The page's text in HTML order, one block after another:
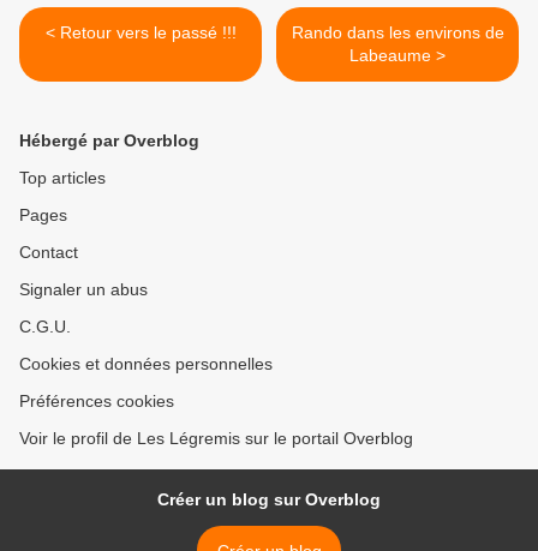
< Retour vers le passé !!!
Rando dans les environs de
Labeaume >
Hébergé par Overblog
Top articles
Pages
Contact
Signaler un abus
C.G.U.
Cookies et données personnelles
Préférences cookies
Voir le profil de Les Légremis sur le portail Overblog
Créer un blog sur Overblog